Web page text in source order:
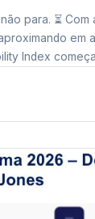
a abertura do
em
Index